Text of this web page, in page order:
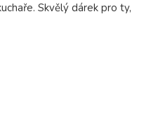
Skvělý dárek pro ty,